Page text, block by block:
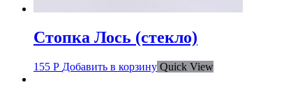
Стопка Лось (стекло)
155 Р Добавить в корзину Quick View